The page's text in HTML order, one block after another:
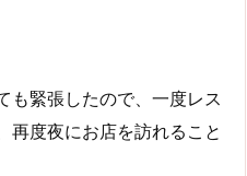
も緊張したので、一度レス
再度夜にお店を訪れること